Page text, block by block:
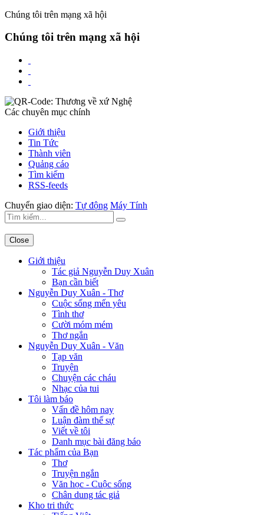
Chúng tôi trên mạng xã hội
Chúng tôi trên mạng xã hội
Các chuyên mục chính
Giới thiệu
Tin Tức
Thành viên
Quảng cáo
Tìm kiếm
RSS-feeds
Chuyển giao diện: Tự động Máy Tính
Close
Giới thiệu
Tác giả Nguyễn Duy Xuân
Bạn cần biết
Nguyễn Duy Xuân - Thơ
Cuộc sống mến yêu
Tình thơ
Cười móm mém
Thơ ngắn
Nguyễn Duy Xuân - Văn
Tạp văn
Truyện
Chuyện các cháu
Nhạc của tui
Tôi làm báo
Vấn đề hôm nay
Luận đàm thế sự
Viết về tôi
Danh mục bài đăng báo
Tác phẩm của Bạn
Thơ
Truyện ngắn
Văn học - Cuộc sống
Chân dung tác giả
Kho tri thức